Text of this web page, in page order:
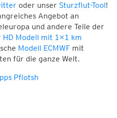
oder unser Sturzflut-Tool!
Angebot an
und andere Teile der
HD Modell mit 1×1 km
Modell ECMWF mit
für die ganze Welt.
Pflotsh